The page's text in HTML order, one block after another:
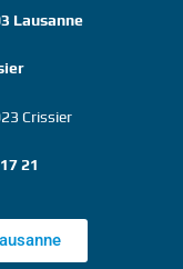
Lausanne
Crissier
21